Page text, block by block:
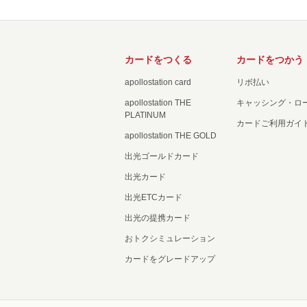
カードをつくる
apollostation card
apollostation THE
PLATINUM
apollostation THE GOLD
出光ゴールドカード
出光カード
出光ETCカード
出光の提携カード
おトクシミュレーション
カードをグレードアップ
カードをつかう
リボ払い
キャッシング・ロ
カードご利用ガイ